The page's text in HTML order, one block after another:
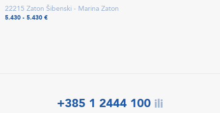
22215 Zaton Šibenski - Marina Zaton
5.430 - 5.430 €
+385 1 2444 100 ili